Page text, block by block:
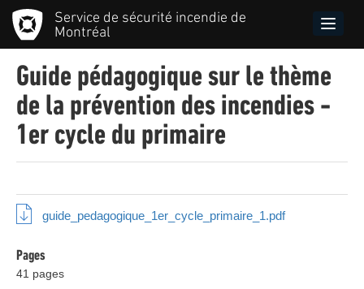
Aller
au
contenu
Service de sécurité incendie de
Montréal
Toggle
Guide pédagogique sur le thème
de la prévention des incendies -
1er cycle du primaire
guide_pedagogique_1er_cycle_primaire_1.pdf
Pages
41 pages